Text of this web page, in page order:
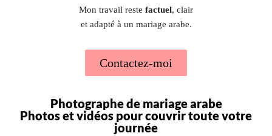
Mon travail reste factuel, clair
et adapté à un mariage arabe.
Contactez-moi
Photographe de mariage arabe
Photos et vidéos pour couvrir toute votre
journée